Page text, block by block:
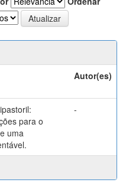
Autor(es)
para o
uma
-